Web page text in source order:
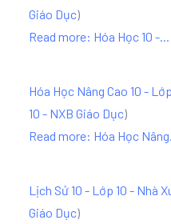
Giáo Dục)
Read more: Hóa Học 10 -...
Hóa Học Nâng Cao 10 -
10 - NXB Giáo Dục)
Read more: Hóa Học
Lịch Sử 10 - Lớp 10 - Nhà
Giáo Dục)